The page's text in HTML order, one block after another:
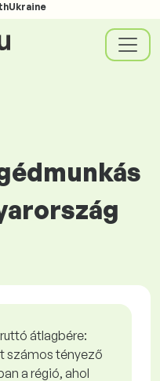
átlagbére:
számos tényező
a régió, ahol